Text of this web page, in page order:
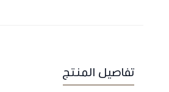
تفاصيل المنتج